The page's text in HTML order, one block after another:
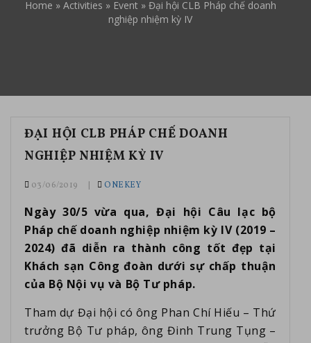
Home » Activities » Event » Đại hội CLB Pháp chế doanh
nghiệp nhiệm kỳ IV
ĐẠI HỘI CLB PHÁP CHẾ DOANH
NGHIỆP NHIỆM KỲ IV
03/06/2019 ONEKEY
Ngày 30/5 vừa qua,Đại hội Câu lạc bộ
Pháp chế doanh nghiệp nhiệm kỳ IV (2019 –
2024) đã diễn ra thành công tốt đẹp tại
Khách sạn Công đoàn dưới sự chấp thuận
của Bộ Nội vụ và Bộ Tư pháp.
Tham dự Đại hội có ông Phan Chí Hiếu – Thứ
trưởng Bộ Tư pháp, ông Đinh Trung Tụng –